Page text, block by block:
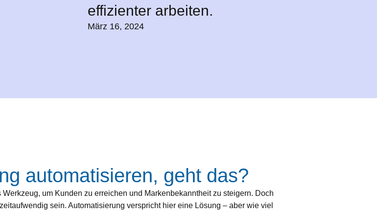
effizienter arbeiten.
März 16, 2024
automatisieren, geht das?
um Kunden zu erreichen und Markenbekanntheit zu steigern. Doch
sein. Automatisierung verspricht hier eine Lösung – aber wie viel